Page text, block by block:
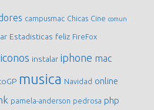
campusmac Chicas Cine comun
Estadisticas feliz FireFox
iconos instalar iphone mac
musica Navidad online
pamela-anderson pedrosa php